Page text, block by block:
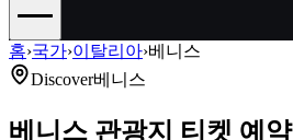
홈›국가›이탈리아›베니스
Discover베니스
베니스 관광지 티켓 예약